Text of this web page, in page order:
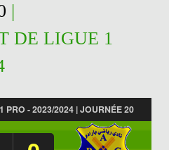
|
DE LIGUE 1
PRO - 2023/2024 | JOURNÉE 20